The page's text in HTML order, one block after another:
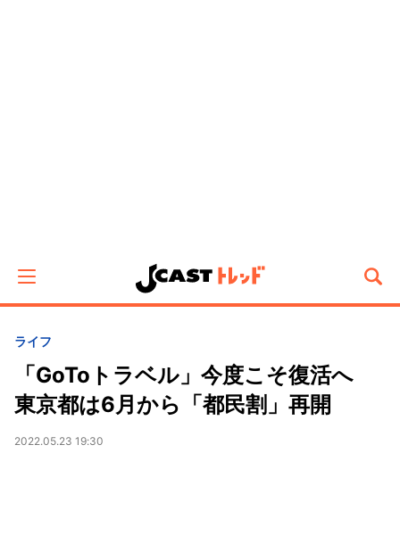
ライフ
「GoToトラベル」今度こそ復活へ
東京都は6月から「都民割」再開
2022.05.23 19:30